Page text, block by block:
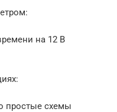
на 12 В
простые схемы